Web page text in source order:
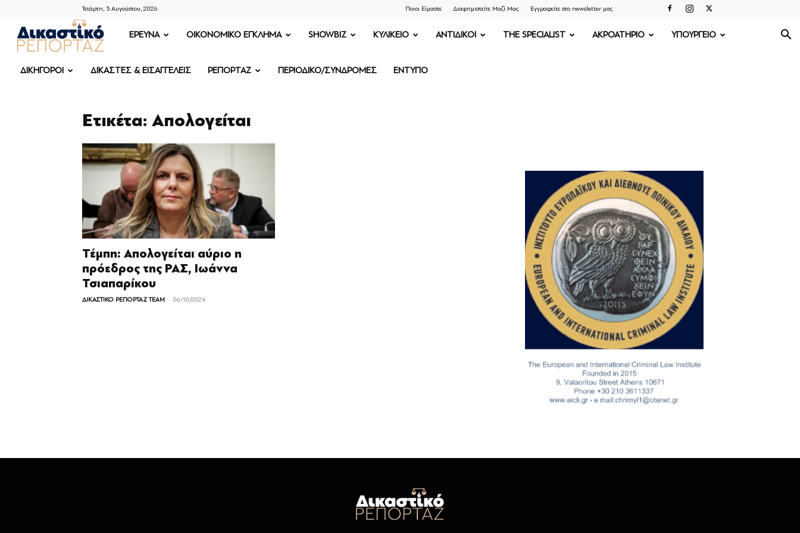
Τετάρτη, 5 Αυγούστου, 2026 Ποιοι Είμαστε Διαφημιστείτε Μαζί Μας Εγγραφείτε στο newsletter μας
ΔΙΚΑΣΤΙΚΟ
ΡΕΠΟΡΤΑΖ
ΕΡΕΥΝΑ OIKONOMIKO ΕΓΚΛΗΜΑ SHOWBIZ ΚΥΛΙΚΕΙΟ ΑΝΤΙΔΙΚΟΙ THE SPECIALIST ΑΚΡΟΑΤΗΡΙΟ ΥΠΟΥΡΓΕΙΟ
ΔΙΚΗΓΟΡΟΙ ΔΙΚΑΣΤΕΣ & ΕΙΣΑΓΓΕΛΕΙΣ ΡΕΠΟΡΤΑΖ ΠΕΡΙΟΔΙΚΟ/ΣΥΝΔΡΟΜΕΣ ΕΝΤΥΠΟ
Ετικέτα: Απολογείται
Τέμπη: Απολογείται αύριο η
πρόεδρος της ΡΑΣ, Ιωάννα
Τσιαπαρίκου
ΔΙΚΑΣΤΙΚΟ ΡΕΠΟΡΤΑΖ TEAM - 06/10/2024